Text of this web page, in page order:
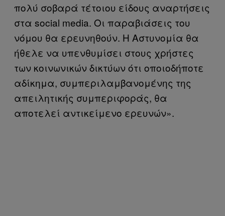
πολύ σοβαρά τέτοιου είδους αναρτήσεις
στα social media. Οι παραβιάσεις του
νόμου θα ερευνηθούν. Η Αστυνομία θα
ήθελε να υπενθυμίσει στους χρήστες
των κοινωνικών δικτύων ότι οποιοδήποτε
αδίκημα, συμπεριλαμβανομένης της
απειλητικής συμπεριφοράς, θα
αποτελεί αντικείμενο ερευνών».